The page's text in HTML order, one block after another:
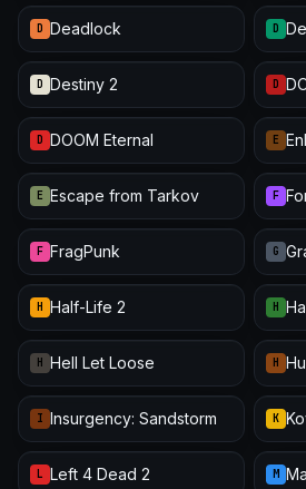
D Deadlock D
D Destiny 2 D
D DOOM Eternal E
E Escape from Tarkov F
F FragPunk G
H Half-Life 2 H
H Hell Let Loose H
I Insurgency: Sandstorm K
L Left 4 Dead 2 M